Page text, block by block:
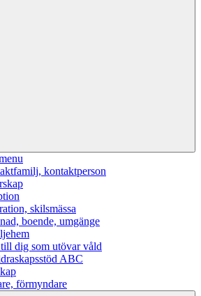
kontaktperson
skilsmässa
boende, umgänge
dig som utövar våld
ABC
förmyndare